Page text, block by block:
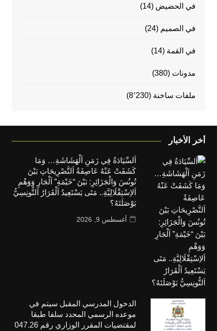
في الحضيض (14)
في الصميم (24)
في القمة (14)
مدونات (380)
ملفات ساخنة (8٬230)
أخر الأخبار
اَلسِّيَادَةُ فِي زَمَنِ اَلْهَشَاشَةِ… وَمَا
كَشَفَتْ عَنْهُ عَاصِفَةُ اَلتَّصْرِيحَاتِ بَيْنَ
تُونُسَ وَالْجَزَائِرِ: بَيْنَ “خَيْمَةِ” اَلْجَارِ وَوَهْمِ
اَلاِسْتِقْلَالِيَّةِ.. مَتَى يَسْتَعِيدُ اَلْقَرَارُ اَلتُّونِسِيُّ
بَوْصَلَتَهُ؟
أغسطس 9, 2026
الدخول المدرسي المقبل سیتم في
موعده الرسمي المحدد سلفا طبقا
لمقتضیات المقرر الوزاري رقم 047.26